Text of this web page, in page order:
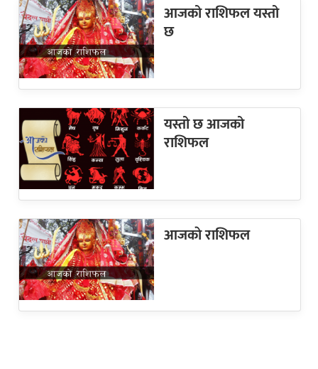
आजको राशिफल यस्तो
छ
यस्तो छ आजको
राशिफल
आजकाे राशिफल